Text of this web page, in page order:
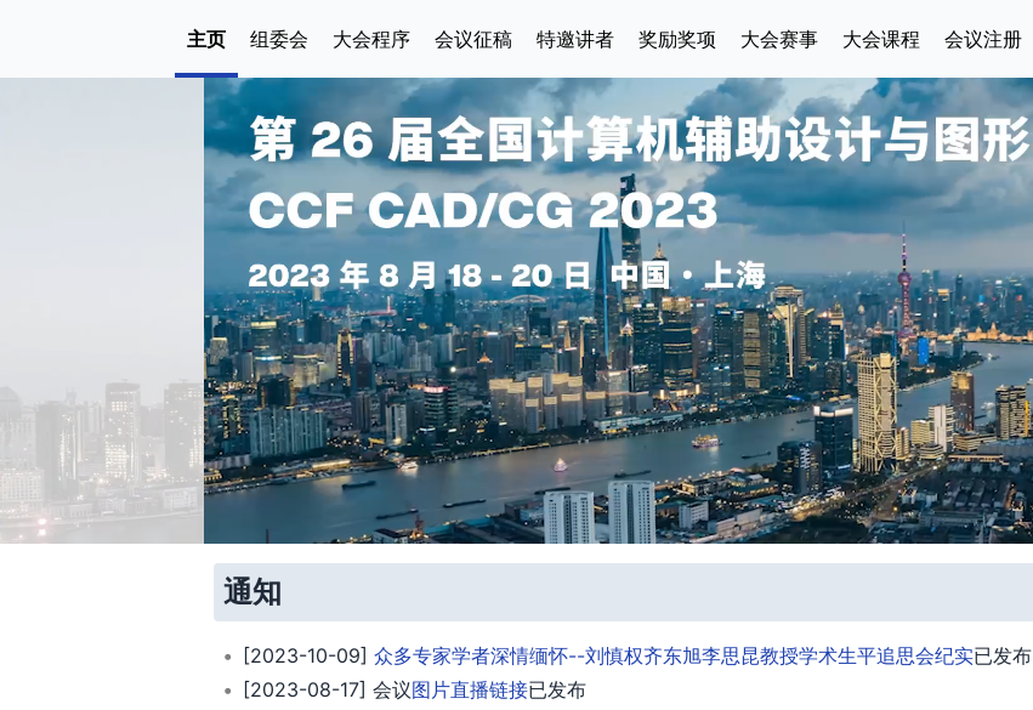
主页 组委会 大会程序 会议征稿 特邀讲者 奖励奖项 大会赛事 大会课程 会议注册
通知
[2023-10-09] 众多专家学者深情缅怀--刘慎权齐东旭李思昆教授学术生平追思会纪实已发布
[2023-08-17] 会议图片直播链接已发布